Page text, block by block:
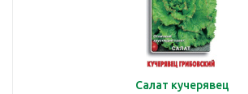
Салат кучерявец